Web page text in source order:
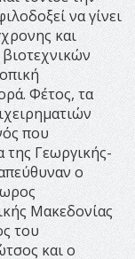
να γίνει
και
Φέτος, τα
που
της Γεωργικής-
ο
Μακεδονίας
του
και ο